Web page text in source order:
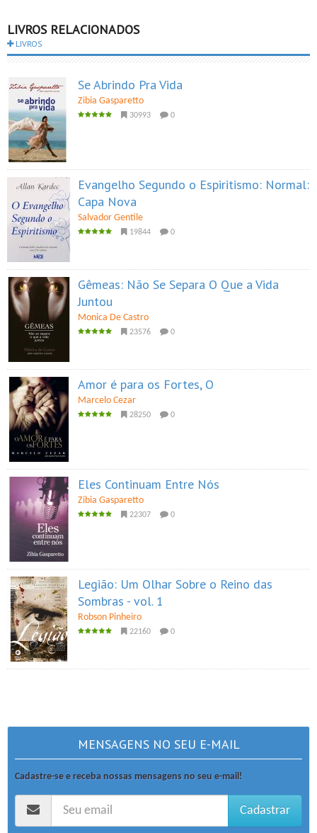
LIVROS RELACIONADOS
LIVROS
Se Abrindo Pra Vida
Zibia Gasparetto
30993 0
Evangelho Segundo o Espiritismo: Normal:
Capa Nova
Salvador Gentile
19844 0
Gêmeas: Não Se Separa O Que a Vida
Juntou
Monica De Castro
23576 0
Amor é para os Fortes, O
Marcelo Cezar
28250 0
Eles Continuam Entre Nós
Zibia Gasparetto
22307 0
Legião: Um Olhar Sobre o Reino das
Sombras - vol. 1
Robson Pinheiro
22160 0
MENSAGENS NO SEU E-MAIL
Cadastre-se e receba nossas mensagens no seu e-mail!
Cadastrar